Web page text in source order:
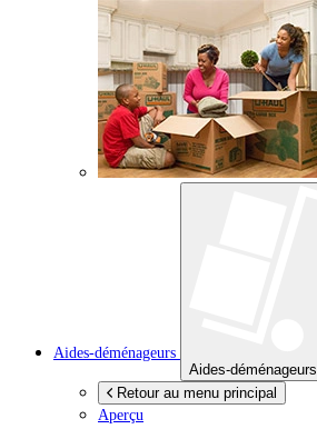
Aides-déménageurs
Aides-déménageurs
Retour au menu principal
Aperçu